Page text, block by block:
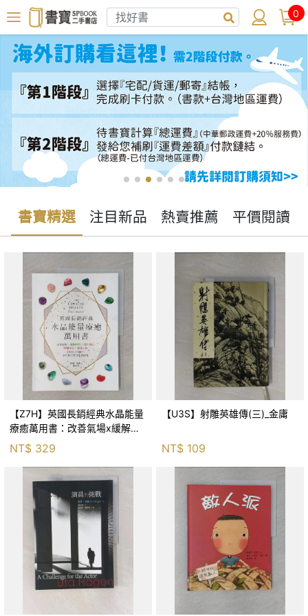
0
書寶精選 注目新品 熱賣推薦 平價閱讀
【Z7H】英國長銷經典水晶能量
療癒萬用書：改善氣場x緩解疼
痛x穩定身心x增加財富x促進人
緣，250種水晶礦石給你最完整
的生活對策_菲利
NT$ 329
【U3S】射雕英雄傳(三)_金庸
NT$ 109